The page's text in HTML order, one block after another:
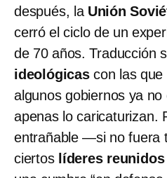
después, la Unión
cerró el ciclo de un
de 70 años. Traducción
ideológicascon las que
algunos gobiernos ya no
apenas lo caricaturizan.
entrañable —si no fuera
ciertos líderes reunidos